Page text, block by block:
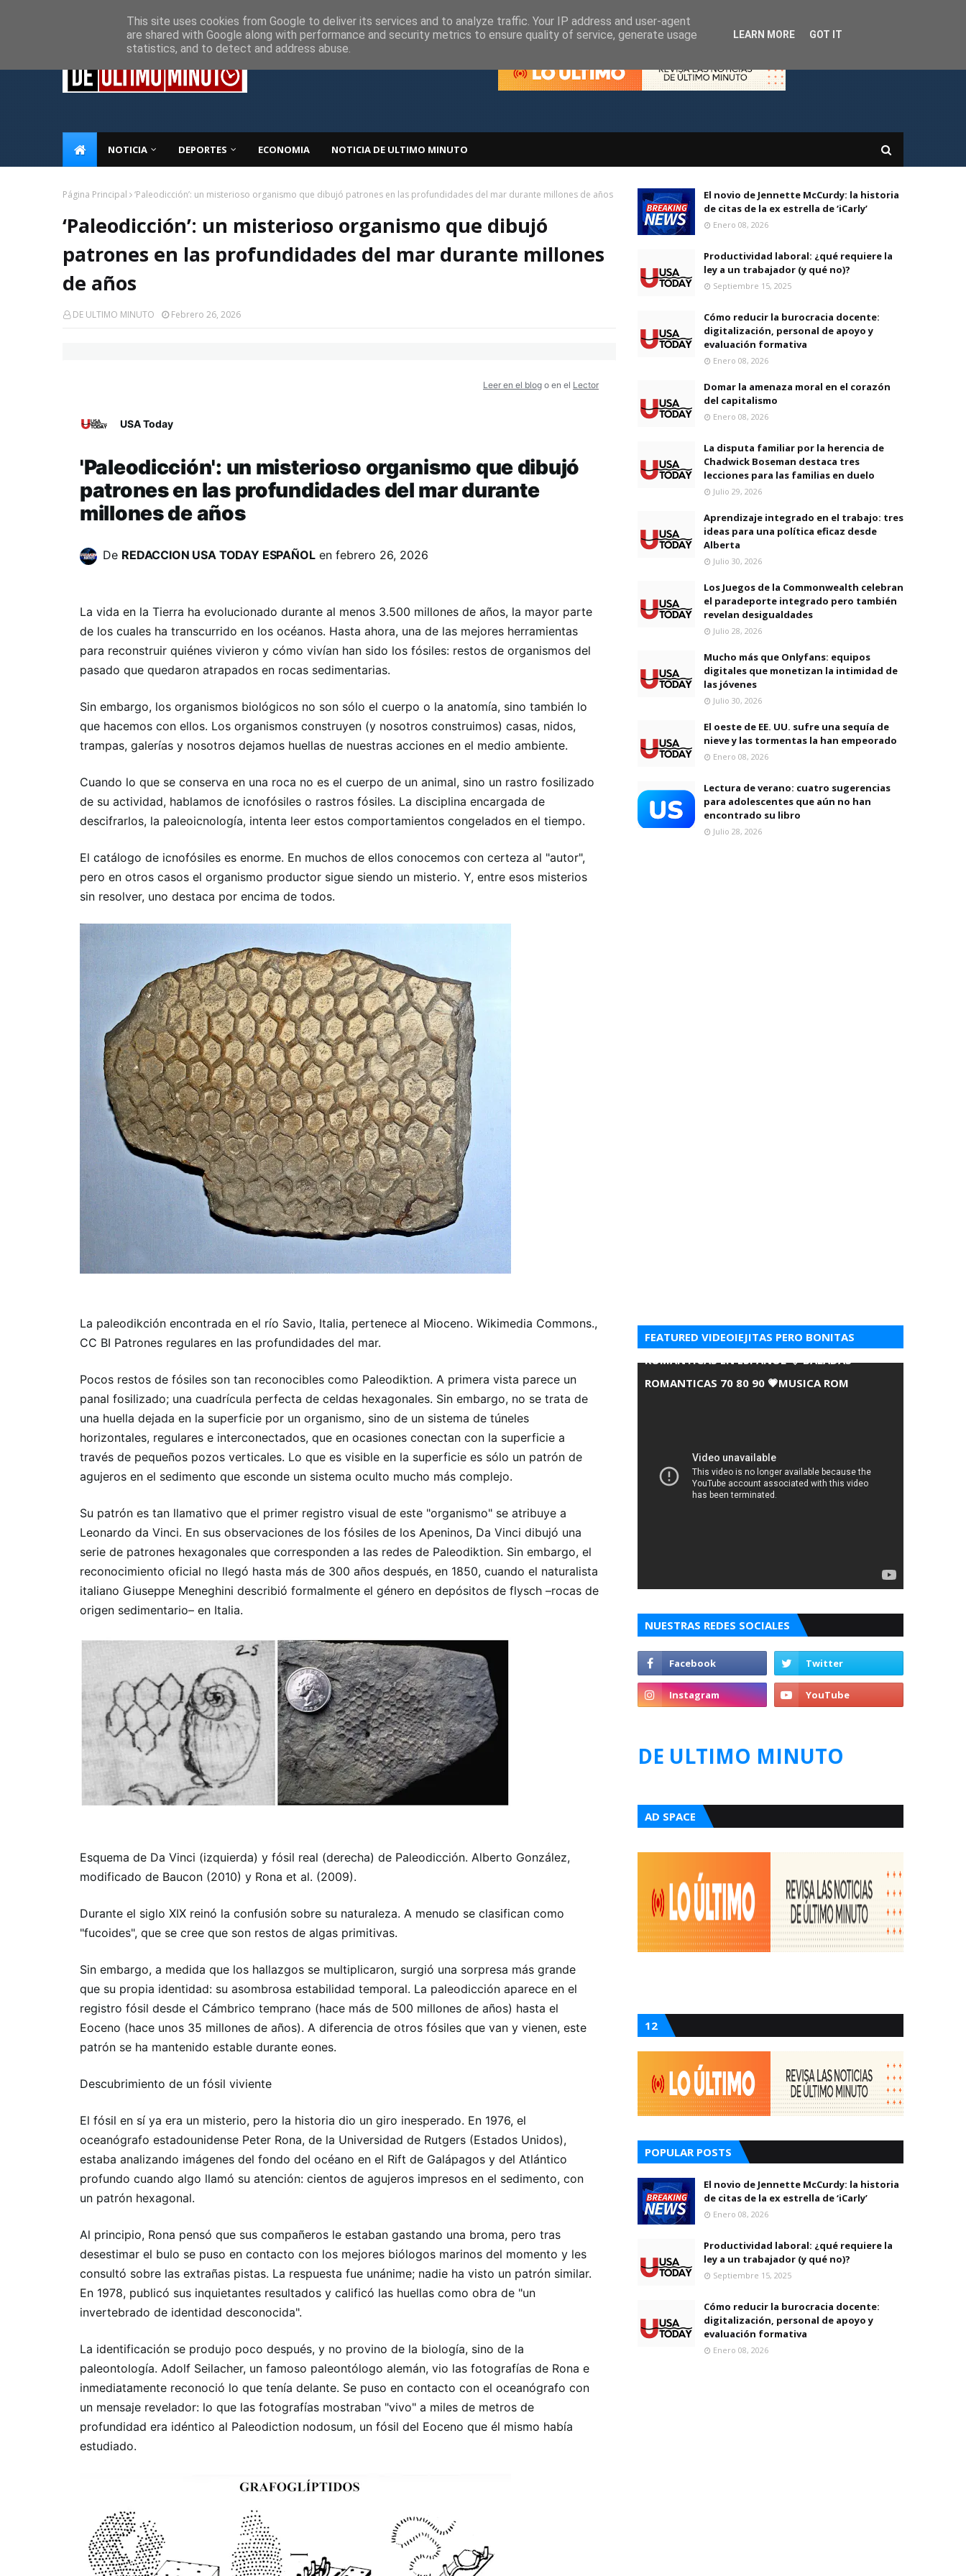
NOTICIA DEPORTES ECONOMIA NOTICIA DE ULTIMO MINUTO
Página Principal ‘Paleodicción’: un misterioso organismo que dibujó patrones en las profundidades del mar durante millones de años
‘Paleodicción’: un misterioso organismo que dibujó
patrones en las profundidades del mar durante millones
de años
DE ULTIMO MINUTO Febrero 26, 2026
Leer en el blog o en el Lector
USA Today
'Paleodicción': un misterioso organismo que dibujó
patrones en las profundidades del mar durante
millones de años
De REDACCION USA TODAY ESPAÑOLen febrero 26, 2026
La vida en la Tierra ha evolucionado durante al menos 3.500 millones de años, la mayor parte
de los cuales ha transcurrido en los océanos. Hasta ahora, una de las mejores herramientas
para reconstruir quiénes vivieron y cómo vivían han sido los fósiles: restos de organismos del
pasado que quedaron atrapados en rocas sedimentarias.
Sin embargo, los organismos biológicos no son sólo el cuerpo o la anatomía, sino también lo
que hacemos con ellos. Los organismos construyen (y nosotros construimos) casas, nidos,
trampas, galerías y nosotros dejamos huellas de nuestras acciones en el medio ambiente.
Cuando lo que se conserva en una roca no es el cuerpo de un animal, sino un rastro fosilizado
de su actividad, hablamos de icnofósiles o rastros fósiles. La disciplina encargada de
descifrarlos, la paleoicnología, intenta leer estos comportamientos congelados en el tiempo.
El catálogo de icnofósiles es enorme. En muchos de ellos conocemos con certeza al "autor",
pero en otros casos el organismo productor sigue siendo un misterio. Y, entre esos misterios
sin resolver, uno destaca por encima de todos.
La paleodikción encontrada en el río Savio, Italia, pertenece al Mioceno. Wikimedia Commons.,
CC BI Patrones regulares en las profundidades del mar.
Pocos restos de fósiles son tan reconocibles como Paleodiktion. A primera vista parece un
panal fosilizado; una cuadrícula perfecta de celdas hexagonales. Sin embargo, no se trata de
una huella dejada en la superficie por un organismo, sino de un sistema de túneles
horizontales, regulares e interconectados, que en ocasiones conectan con la superficie a
través de pequeños pozos verticales. Lo que es visible en la superficie es sólo un patrón de
agujeros en el sedimento que esconde un sistema oculto mucho más complejo.
Su patrón es tan llamativo que el primer registro visual de este "organismo" se atribuye a
Leonardo da Vinci. En sus observaciones de los fósiles de los Apeninos, Da Vinci dibujó una
serie de patrones hexagonales que corresponden a las redes de Paleodiktion. Sin embargo, el
reconocimiento oficial no llegó hasta más de 300 años después, en 1850, cuando el naturalista
italiano Giuseppe Meneghini describió formalmente el género en depósitos de flysch –rocas de
origen sedimentario– en Italia.
Esquema de Da Vinci (izquierda) y fósil real (derecha) de Paleodicción. Alberto González,
modificado de Baucon (2010) y Rona et al. (2009).
Durante el siglo XIX reinó la confusión sobre su naturaleza. A menudo se clasifican como
"fucoides", que se cree que son restos de algas primitivas.
Sin embargo, a medida que los hallazgos se multiplicaron, surgió una sorpresa más grande
que su propia identidad: su asombrosa estabilidad temporal. La paleodicción aparece en el
registro fósil desde el Cámbrico temprano (hace más de 500 millones de años) hasta el
Eoceno (hace unos 35 millones de años). A diferencia de otros fósiles que van y vienen, este
patrón se ha mantenido estable durante eones.
Descubrimiento de un fósil viviente
El fósil en sí ya era un misterio, pero la historia dio un giro inesperado. En 1976, el
oceanógrafo estadounidense Peter Rona, de la Universidad de Rutgers (Estados Unidos),
estaba analizando imágenes del fondo del océano en el Rift de Galápagos y del Atlántico
profundo cuando algo llamó su atención: cientos de agujeros impresos en el sedimento, con
un patrón hexagonal.
Al principio, Rona pensó que sus compañeros le estaban gastando una broma, pero tras
desestimar el bulo se puso en contacto con los mejores biólogos marinos del momento y les
consultó sobre las extrañas pistas. La respuesta fue unánime; nadie ha visto un patrón similar.
En 1978, publicó sus inquietantes resultados y calificó las huellas como obra de "un
invertebrado de identidad desconocida".
La identificación se produjo poco después, y no provino de la biología, sino de la
paleontología. Adolf Seilacher, un famoso paleontólogo alemán, vio las fotografías de Rona e
inmediatamente reconoció lo que tenía delante. Se puso en contacto con el oceanógrafo con
un mensaje revelador: lo que las fotografías mostraban "vivo" a miles de metros de
profundidad era idéntico al Paleodiction nodosum, un fósil del Eoceno que él mismo había
estudiado.
El novio de Jennette McCurdy: la historia
de citas de la ex estrella de ‘iCarly’
Enero 08, 2026
Productividad laboral: ¿qué requiere la
ley a un trabajador (y qué no)?
Septiembre 15, 2025
Cómo reducir la burocracia docente:
digitalización, personal de apoyo y
evaluación formativa
Enero 08, 2026
Domar la amenaza moral en el corazón
del capitalismo
Enero 08, 2026
La disputa familiar por la herencia de
Chadwick Boseman destaca tres
lecciones para las familias en duelo
Julio 29, 2026
Aprendizaje integrado en el trabajo: tres
ideas para una política eficaz desde
Alberta
Julio 30, 2026
Los Juegos de la Commonwealth celebran
el paradeporte integrado pero también
revelan desigualdades
Julio 28, 2026
Mucho más que Onlyfans: equipos
digitales que monetizan la intimidad de
las jóvenes
Julio 30, 2026
El oeste de EE. UU. sufre una sequía de
nieve y las tormentas la han empeorado
Enero 08, 2026
Lectura de verano: cuatro sugerencias
para adolescentes que aún no han
encontrado su libro
Julio 28, 2026
FEATURED VIDEOIEJITAS PERO BONITAS
ROMANTICAS EN ESPANOL 💘 BALADAS
ROMANTICAS 70 80 90 💗MUSICA ROM
NUESTRAS REDES SOCIALES
DE ULTIMO MINUTO
AD SPACE
12
POPULAR POSTS
El novio de Jennette McCurdy: la historia
de citas de la ex estrella de ‘iCarly’
Enero 08, 2026
Productividad laboral: ¿qué requiere la
ley a un trabajador (y qué no)?
Septiembre 15, 2025
Cómo reducir la burocracia docente:
digitalización, personal de apoyo y
evaluación formativa
Enero 08, 2026
This site uses cookies from Google to deliver its services and to analyze traffic. Your IP address and user-agent
are shared with Google along with performance and security metrics to ensure quality of service, generate usage
statistics, and to detect and address abuse.
LEARN MORE GOT IT